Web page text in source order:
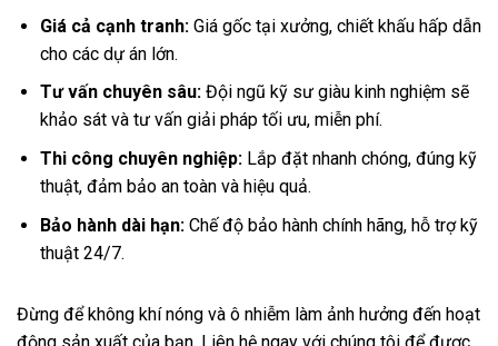
Giá cả cạnh tranh:Giá gốc tại xưởng, chiết khấu hấp dẫn
cho các dự án lớn.
Tư vấn chuyên sâu:Đội ngũ kỹ sư giàu kinh nghiệm sẽ
khảo sát và tư vấn giải pháp tối ưu, miễn phí.
Thi công chuyên nghiệp:Lắp đặt nhanh chóng, đúng kỹ
thuật, đảm bảo an toàn và hiệu quả.
Bảo hành dài hạn:Chế độ bảo hành chính hãng, hỗ trợ kỹ
thuật 24/7.
Đừng để không khí nóng và ô nhiễm làm ảnh hưởng đến hoạt